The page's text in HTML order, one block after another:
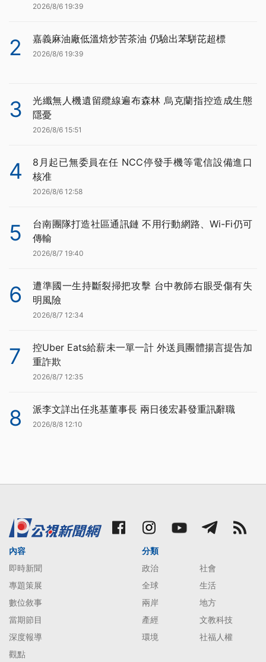
2026/8/6 19:39
2 嘉義麻油廠低溫焙炒苦茶油 仍驗出苯駢芘超標
2026/8/6 19:39
3
光纖無人機遺留纜線遍布森林 烏克蘭指控造成生態
隱憂
2026/8/6 15:51
4
8月起已無委員在任 NCC停發手機等電信設備進口
核准
2026/8/6 12:58
5
台南團隊打造社區通訊鏈 不用行動網路、Wi-Fi仍可
傳輸
2026/8/7 19:40
6
遭準國一生持斷裂掃把攻擊 台中教師右眼受傷有失
明風險
2026/8/7 12:34
7
控Uber Eats給薪未一單一計 外送員團體揚言提告加
重詐欺
2026/8/7 12:35
8 派李文詳出任兆基董事長 兩日後宏碁發重訊辭職
2026/8/8 12:10
內容
即時新聞
專題策展
數位敘事
當期節目
深度報導
觀點
分類
政治
社會
全球
生活
兩岸
地方
產經
文教科技
環境
社福人權